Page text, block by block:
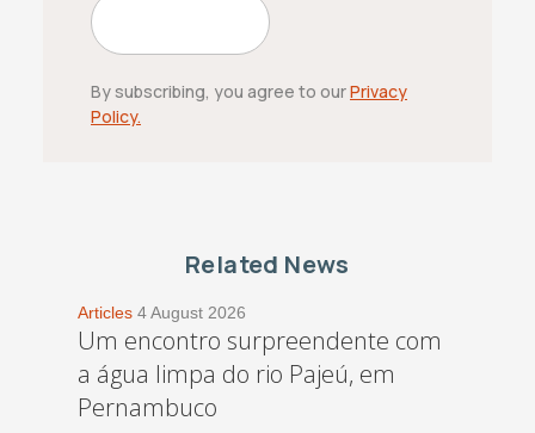
By subscribing, you agree to ourPrivacy
Policy.
Related News
Articles 4 August 2026
Um encontro surpreendente com
a água limpa do rio Pajeú, em
Pernambuco